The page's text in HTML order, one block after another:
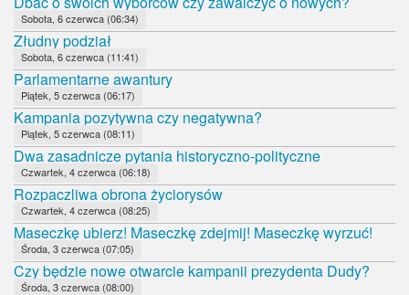
Sobota, 6 czerwca (06:34)
Złudny podział
Sobota, 6 czerwca (11:41)
Parlamentarne awantury
Piątek, 5 czerwca (06:17)
Kampania pozytywna czy negatywna?
Piątek, 5 czerwca (08:11)
Dwa zasadnicze pytania historyczno-polityczne
Czwartek, 4 czerwca (06:18)
Rozpaczliwa obrona życiorysów
Czwartek, 4 czerwca (08:25)
Maseczkę ubierz! Maseczkę zdejmij! Maseczkę wyrzuć!
Środa, 3 czerwca (07:05)
Czy będzie nowe otwarcie kampanii prezydenta Dudy?
Środa, 3 czerwca (08:00)